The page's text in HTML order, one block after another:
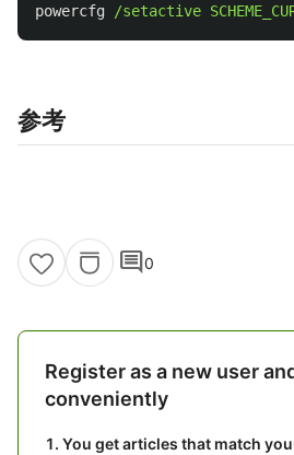
powercfg
/setactive
参考
comment0
Register as a new user
conveniently
You get articles that match